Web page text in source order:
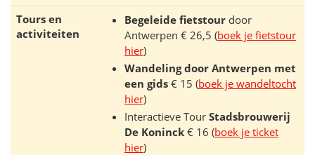
Tours en
activiteiten
Begeleide fietstour door
Antwerpen € 26,5 (boek je fietstour
hier)
Wandeling door Antwerpen met
een gids € 15 (boek je wandeltocht
hier)
Interactieve Tour Stadsbrouwerij
De Koninck € 16 (boek je ticket
hier)